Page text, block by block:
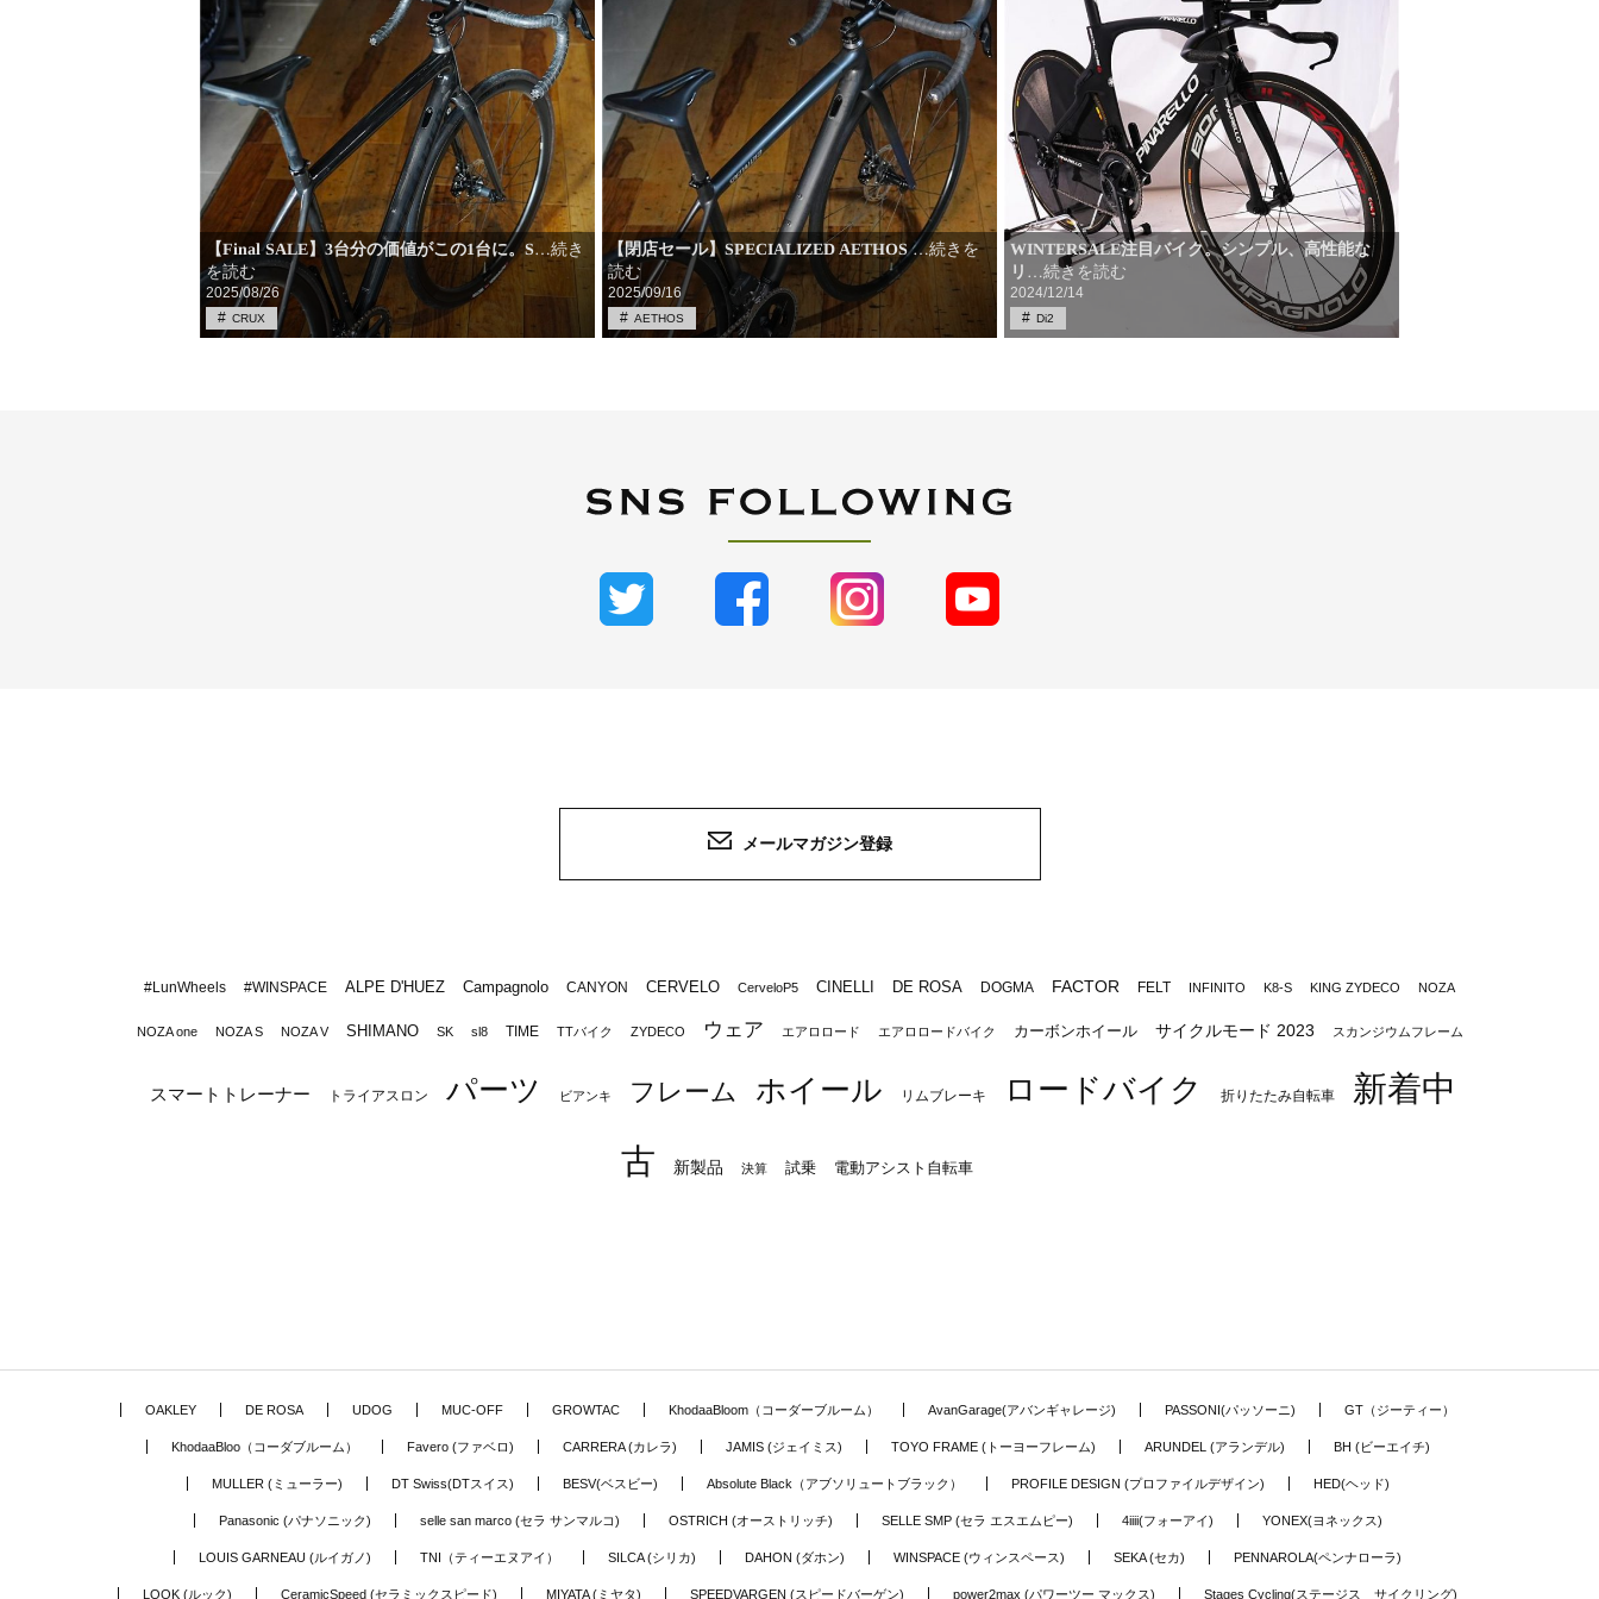
【Final SALE】3台分の価値がこの1台に。S…続き
を読む
2025/08/26
CRUX
【閉店セール】SPECIALIZED AETHOS…続きを
読む
2025/09/16
AETHOS
WINTERSALE注目バイク。シンプル、高性能な
リ …続きを読む
2024/12/14
Di2
メールマガジン登録
#LunWheels #WINSPACE ALPE D'HUEZ Campagnolo CANYON CERVELO CerveloP5 CINELLI DE ROSA DOGMA FACTOR FELT INFINITO K8-S KING ZYDECO NOZA
NOZA one NOZA S NOZA V SHIMANO SK sl8 TIME TTバイク ZYDECO ウェア エアロロード エアロロードバイク カーボンホイール サイクルモード 2023 スカンジウムフレーム
スマートトレーナー トライアスロン パーツ ビアンキ フレーム ホイール リムブレーキ ロードバイク 折りたたみ自転車
新着中
古
新製品 決算 試乗 電動アシスト自転車
OAKLEY DE ROSA UDOG MUC-OFF GROWTAC KhodaaBloom（コーダーブルーム） AvanGarage(アバンギャレージ) PASSONI(パッソーニ) GT（ジーティー）
KhodaaBloo（コーダブルーム） Favero (ファベロ) CARRERA (カレラ) JAMIS (ジェイミス) TOYO FRAME (トーヨーフレーム) ARUNDEL (アランデル) BH (ビーエイチ)
MULLER (ミューラー) DT Swiss(DTスイス) BESV(ベスビー) Absolute Black（アブソリュートブラック） PROFILE DESIGN (プロファイルデザイン) HED(ヘッド)
Panasonic (パナソニック) selle san marco (セラ サンマルコ) OSTRICH (オーストリッチ) SELLE SMP (セラ エスエムピー) 4iiii(フォーアイ) YONEX(ヨネックス)
LOUIS GARNEAU (ルイガノ) TNI（ティーエヌアイ） SILCA (シリカ) DAHON (ダホン) WINSPACE (ウィンスペース) SEKA (セカ) PENNAROLA(ペンナローラ)
LOOK (ルック) CeramicSpeed (セラミックスピード) MIYATA (ミヤタ) SPEEDVARGEN (スピードバーゲン) power2max (パワーツー マックス) Stages Cycling(ステージス サイクリング)